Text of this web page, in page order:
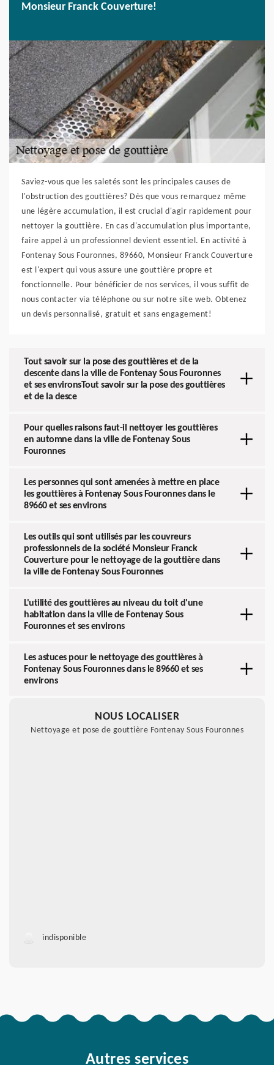
Monsieur Franck Couverture!
Saviez-vous que les saletés sont les principales causes de
l'obstruction des gouttières? Dès que vous remarquez même
une légère accumulation, il est crucial d'agir rapidement pour
nettoyer la gouttière. En cas d'accumulation plus importante,
faire appel à un professionnel devient essentiel. En activité à
Fontenay Sous Fouronnes, 89660, Monsieur Franck Couverture
est l'expert qui vous assure une gouttière propre et
fonctionnelle. Pour bénéficier de nos services, il vous suffit de
nous contacter via téléphone ou sur notre site web. Obtenez
un devis personnalisé, gratuit et sans engagement!
Tout savoir sur la pose des gouttières et de la
descente dans la ville de Fontenay Sous Fouronnes
et ses environsTout savoir sur la pose des gouttières
et de la desce
Pour quelles raisons faut-il nettoyer les gouttières
en automne dans la ville de Fontenay Sous
Fouronnes
Les personnes qui sont amenées à mettre en place
les gouttières à Fontenay Sous Fouronnes dans le
89660 et ses environs
Les outils qui sont utilisés par les couvreurs
professionnels de la société Monsieur Franck
Couverture pour le nettoyage de la gouttière dans
la ville de Fontenay Sous Fouronnes
L'utilité des gouttières au niveau du toit d'une
habitation dans la ville de Fontenay Sous
Fouronnes et ses environs
Les astuces pour le nettoyage des gouttières à
Fontenay Sous Fouronnes dans le 89660 et ses
environs
NOUS LOCALISER
Nettoyage et pose de gouttière Fontenay Sous Fouronnes
indisponible
Autres services